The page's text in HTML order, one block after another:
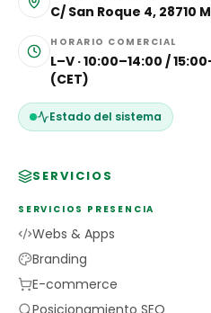
C/ San Roque 4, 28710
HORARIO COMERCIAL
L–V · 10:00–14:00 /
(CET)
Estado del sistema
SERVICIOS
SERVICIOS PRESENCIA
Webs & Apps
Branding
E-commerce
Posicionamiento SEO